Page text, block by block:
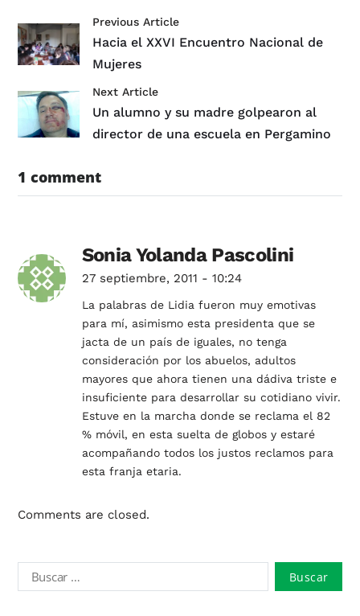
Previous Article
Hacia el XXVI Encuentro Nacional de
Mujeres
Next Article
Un alumno y su madre golpearon al
director de una escuela en Pergamino
1 comment
Sonia Yolanda Pascolini
27 septiembre, 2011 - 10:24
La palabras de Lidia fueron muy emotivas
para mí, asimismo esta presidenta que se
jacta de un país de iguales, no tenga
consideración por los abuelos, adultos
mayores que ahora tienen una dádiva triste e
insuficiente para desarrollar su cotidiano vivir.
Estuve en la marcha donde se reclama el 82
% móvil, en esta suelta de globos y estaré
acompañando todos los justos reclamos para
esta franja etaria.
Comments are closed.